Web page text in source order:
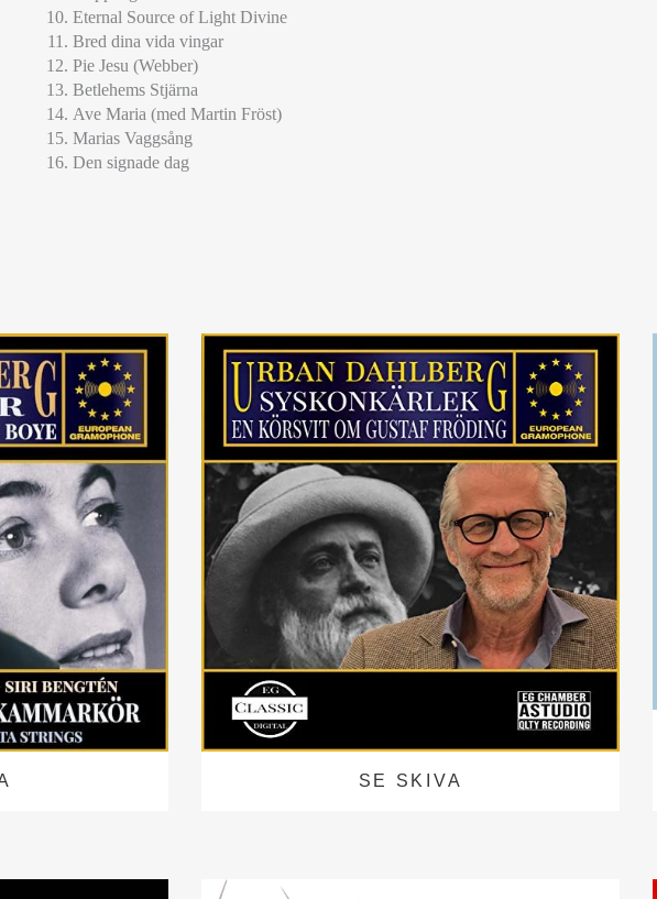
Eternal Source of Light Divine
Bred dina vida vingar
Pie Jesu (Webber)
Betlehems Stjärna
Ave Maria (med Martin Fröst)
Marias Vaggsång
Den signade dag
SE SKIVA